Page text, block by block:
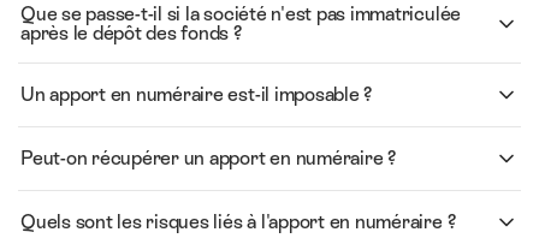
Que se passe-t-il si la société n'est pas immatriculée
après le dépôt des fonds ?
Un apport en numéraire est-il imposable ?
Peut-on récupérer un apport en numéraire ?
Quels sont les risques liés à l'apport en numéraire ?